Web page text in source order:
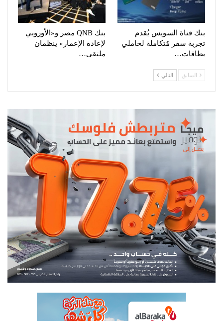
بنك قناة السويس يُقدم
تجربة سفر مُتكاملة لحاملي
بطاقات…
بنك QNB مصر و«الأوروبي
لإعادة الإعمار» ينظمان
ملتقى…
السابق التالي